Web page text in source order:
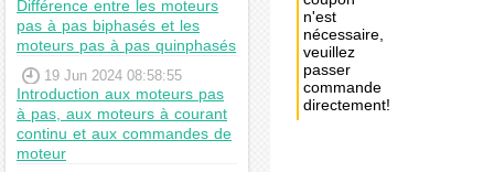
Différence entre les moteurs
pas à pas biphasés et les
moteurs pas à pas quinphasés
19 Jun 2024 08:58:55
Introduction aux moteurs pas
à pas, aux moteurs à courant
continu et aux commandes de
moteur
n'est
nécessaire,
veuillez
passer
commande
directement!